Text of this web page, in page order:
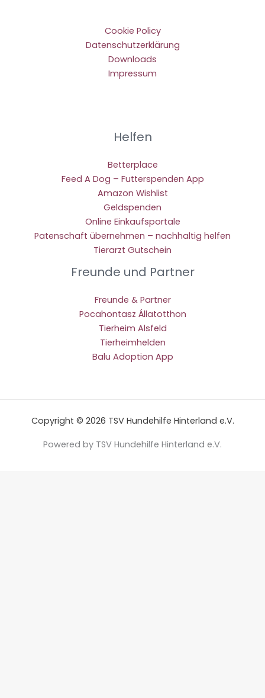
Cookie Policy
Datenschutzerklärung
Downloads
Impressum
Helfen
Betterplace
Feed A Dog – Futterspenden App
Amazon Wishlist
Geldspenden
Online Einkaufsportale
Patenschaft übernehmen – nachhaltig helfen
Tierarzt Gutschein
Freunde und Partner
Freunde & Partner
Pocahontasz Állatotthon
Tierheim Alsfeld
Tierheimhelden
Balu Adoption App
Copyright © 2026 TSV Hundehilfe Hinterland e.V.
Powered by TSV Hundehilfe Hinterland e.V.